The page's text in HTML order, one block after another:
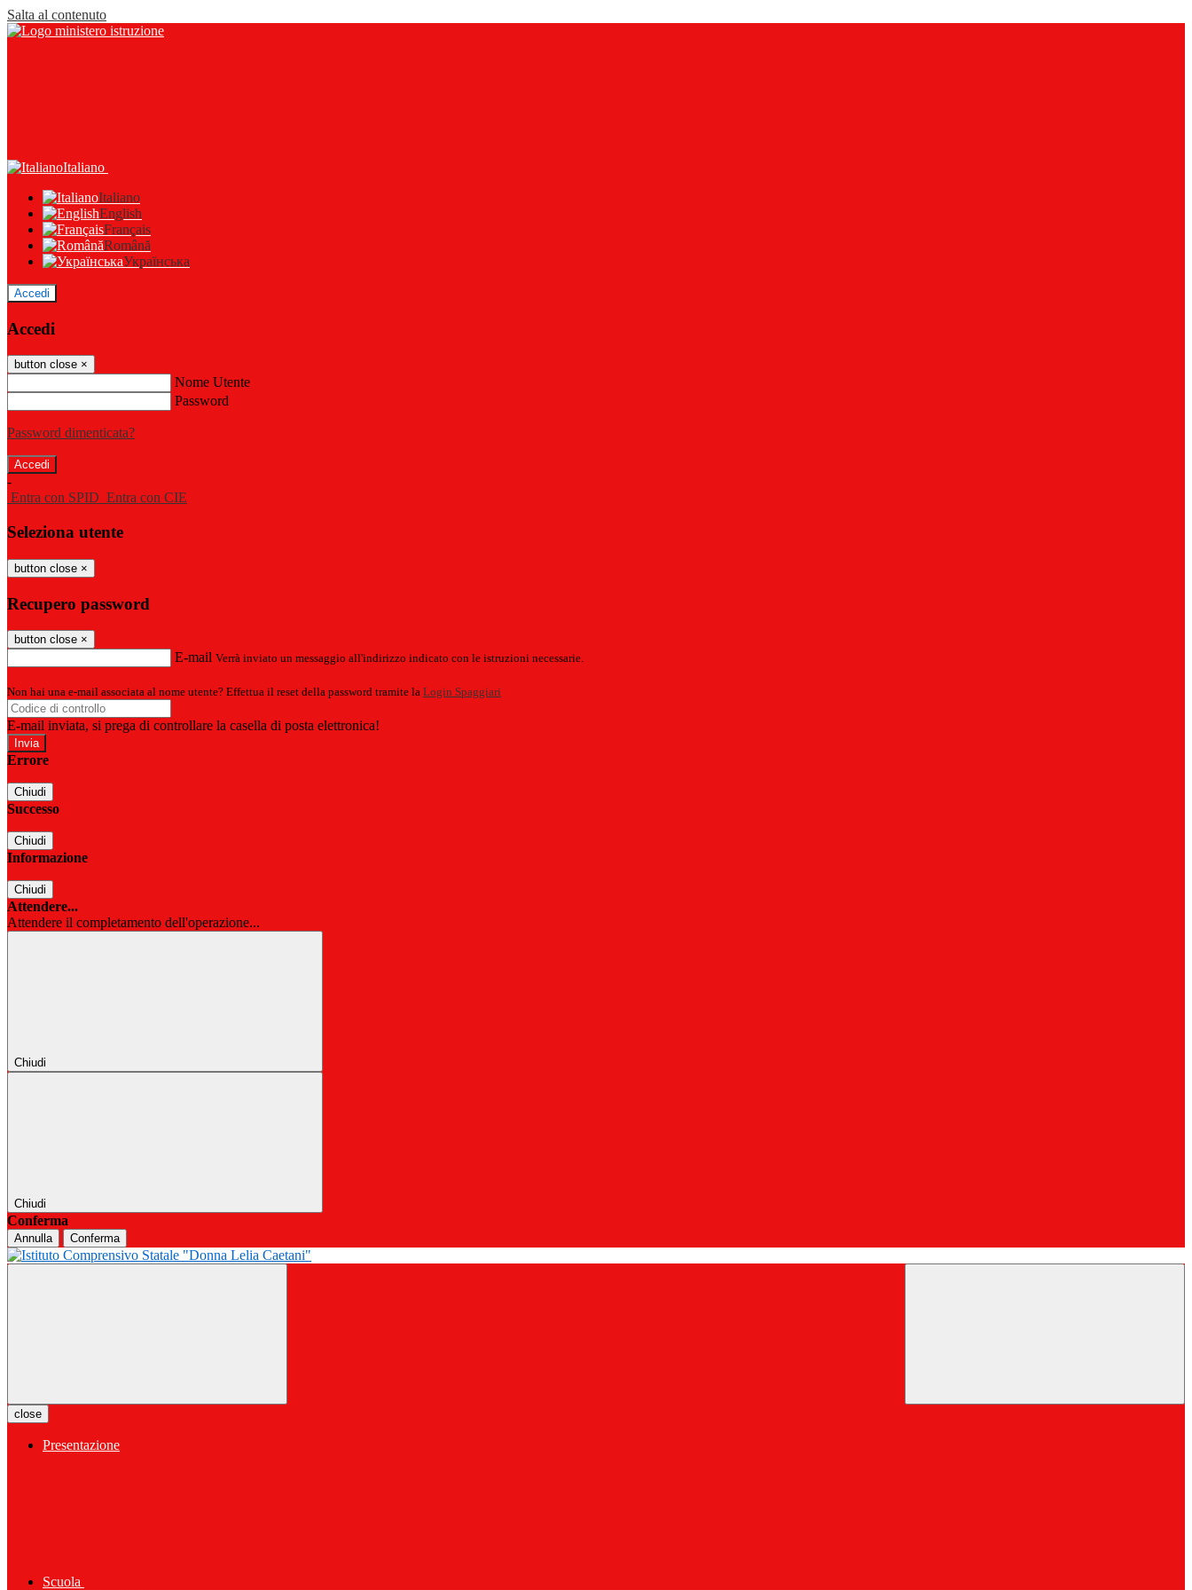
Salta al contenuto
Italiano
Italiano
English
Français
Română
Українська
Accedi
Accedi
button close ×
Nome Utente
Password
Password dimenticata?
-
Entra con SPID Entra con CIE
Seleziona utente
button close ×
Recupero password
button close ×
E-mail Verrà inviato un messaggio all'indirizzo indicato con le istruzioni necessarie.
Non hai una e-mail associata al nome utente? Effettua il reset della password tramite la Login Spaggiari
E-mail inviata, si prega di controllare la casella di posta elettronica!
Errore
Chiudi
Successo
Chiudi
Informazione
Chiudi
Attendere...
Attendere il completamento dell'operazione...
Chiudi
Chiudi
Conferma
Annulla Conferma
close
Presentazione
Scuola